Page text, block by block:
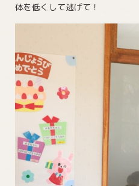
体を低くして逃げて！